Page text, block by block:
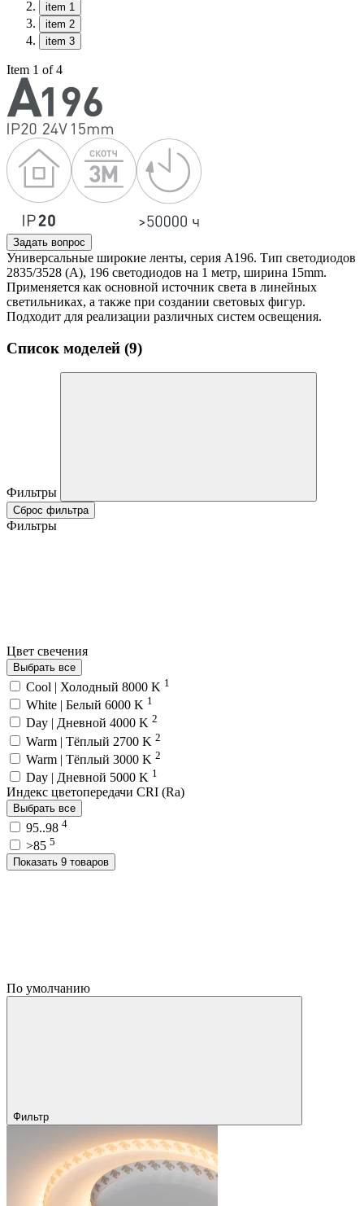
item 1
item 2
item 3
Item 1 of 4
Задать вопрос
Универсальные широкие ленты, серия А196. Тип светодиодов
2835/3528 (А), 196 светодиодов на 1 метр, ширина 15mm.
Применяется как основной источник света в линейных
светильниках, а также при создании световых фигур.
Подходит для реализации различных систем освещения.
Список моделей (9)
Фильтры
Сброс фильтра
Фильтры
Цвет свечения
Выбрать все
Cool | Холодный 8000 K 1
White | Белый 6000 K 1
Day | Дневной 4000 K 2
Warm | Тёплый 2700 K 2
Warm | Тёплый 3000 K 2
Day | Дневной 5000 K 1
Индекс цветопередачи CRI (Ra)
Выбрать все
95..98 4
>85 5
Показать 9 товаров
По умолчанию
Фильтр